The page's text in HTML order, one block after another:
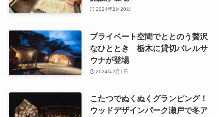
2024年2月20日
プライベート空間でととのう贅沢
なひととき 栃木に貸切バレルサ
ウナが登場
2024年2月1日
こたつでぬくぬくグランピング！
ウッドデザインパーク瀬戸で冬ア